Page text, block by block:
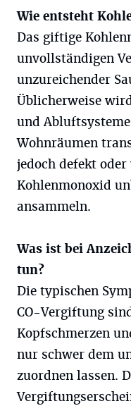
Wie entsteht
Das giftige
unvollständigen
unzureichender
Üblicherweise
und
Wohnräumen
jedoch defekt
Kohlenmonoxid
ansammeln.
Was ist bei
tun?
Die typischen
CO-Vergiftung
Kopfschmerzen
nur schwer dem
zuordnen lassen.